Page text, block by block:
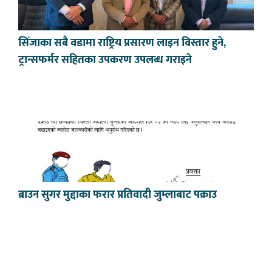
सिँजाका सबै वडामा राष्ट्रिय प्रसारण लाइन विस्तार हुने,
ट्रान्सफर्मर सहितका उपकरण उपलब्ध गराइने
ब्राउन सुगर मुद्दाका फरार प्रतिवादी जुम्लाबाट पक्राउ